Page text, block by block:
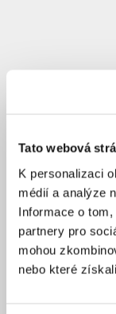
Tato webová
K personalizaci
médií a analýze
Informace o
partnery pro
mohou
nebo které